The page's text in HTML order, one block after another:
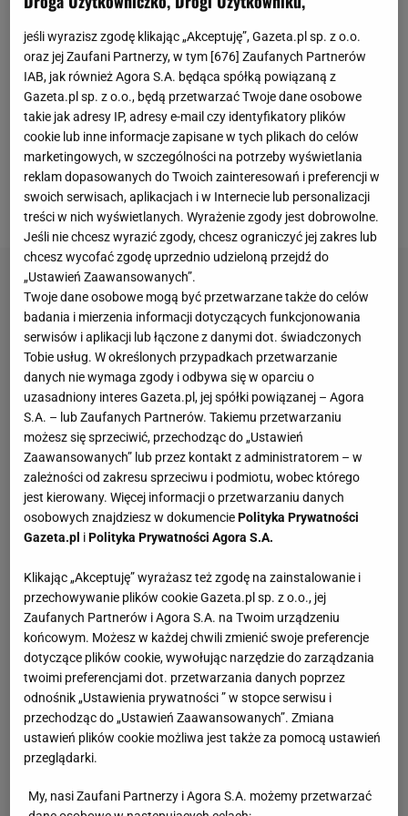
współpracę z Kucharskim, a następnie spotkali się w
sądzie, gdzie były już menadżer mierzył się z
zarzutem szantażowania swojego klienta. Całą
Polskę obiegło nagranie ich rozmowy, w której
Kucharski domagał się 20 milionów euro od
Lewandowskiego. Pod koniec majasąd opublikował
zapis tej konwersacji.
jeśli wyrazisz zgodę klikając „Akceptuję”, Gazeta.pl sp. z o.o.
oraz jej Zaufani Partnerzy, w tym [676] Zaufanych Partnerów
IAB, jak również Agora S.A. będąca spółką powiązaną z
Gazeta.pl sp. z o.o., będą przetwarzać Twoje dane osobowe
takie jak adresy IP, adresy e-mail czy identyfikatory plików
cookie lub inne informacje zapisane w tych plikach do celów
marketingowych, w szczególności na potrzeby wyświetlania
reklam dopasowanych do Twoich zainteresowań i preferencji w
swoich serwisach, aplikacjach i w Internecie lub personalizacji
treści w nich wyświetlanych. Wyrażenie zgody jest dobrowolne.
Jeśli nie chcesz wyrazić zgody, chcesz ograniczyć jej zakres lub
chcesz wycofać zgodę uprzednio udzieloną przejdź do
„Ustawień Zaawansowanych”.
Twoje dane osobowe mogą być przetwarzane także do celów
badania i mierzenia informacji dotyczących funkcjonowania
serwisów i aplikacji lub łączone z danymi dot. świadczonych
Tobie usług. W określonych przypadkach przetwarzanie
danych nie wymaga zgody i odbywa się w oparciu o
uzasadniony interes Gazeta.pl, jej spółki powiązanej – Agora
S.A. – lub Zaufanych Partnerów. Takiemu przetwarzaniu
możesz się sprzeciwić, przechodząc do „Ustawień
Zaawansowanych” lub przez kontakt z administratorem – w
zależności od zakresu sprzeciwu i podmiotu, wobec którego
jest kierowany. Więcej informacji o przetwarzaniu danych
osobowych znajdziesz w dokumenciePolityka Prywatności
Gazeta.pl iPolityka Prywatności Agora S.A.
Klikając „Akceptuję” wyrażasz też zgodę na zainstalowanie i
przechowywanie plików cookie Gazeta.pl sp. z o.o., jej
Zaufanych Partnerów i Agora S.A. na Twoim urządzeniu
końcowym. Możesz w każdej chwili zmienić swoje preferencje
dotyczące plików cookie, wywołując narzędzie do zarządzania
twoimi preferencjami dot. przetwarzania danych poprzez
odnośnik „Ustawienia prywatności ” w stopce serwisu i
przechodząc do „Ustawień Zaawansowanych”. Zmiana
ustawień plików cookie możliwa jest także za pomocą ustawień
przeglądarki.
My, nasi Zaufani Partnerzy i Agora S.A. możemy przetwarzać